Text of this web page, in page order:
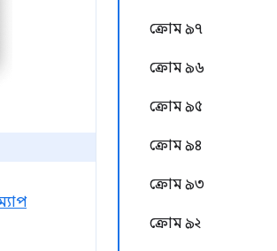
ক্রোম ৯৭
ক্রোম ৯৬
ক্রোম ৯৫
ক্রোম ৯৪
ক্রোম ৯৩
ক্রোম ৯২